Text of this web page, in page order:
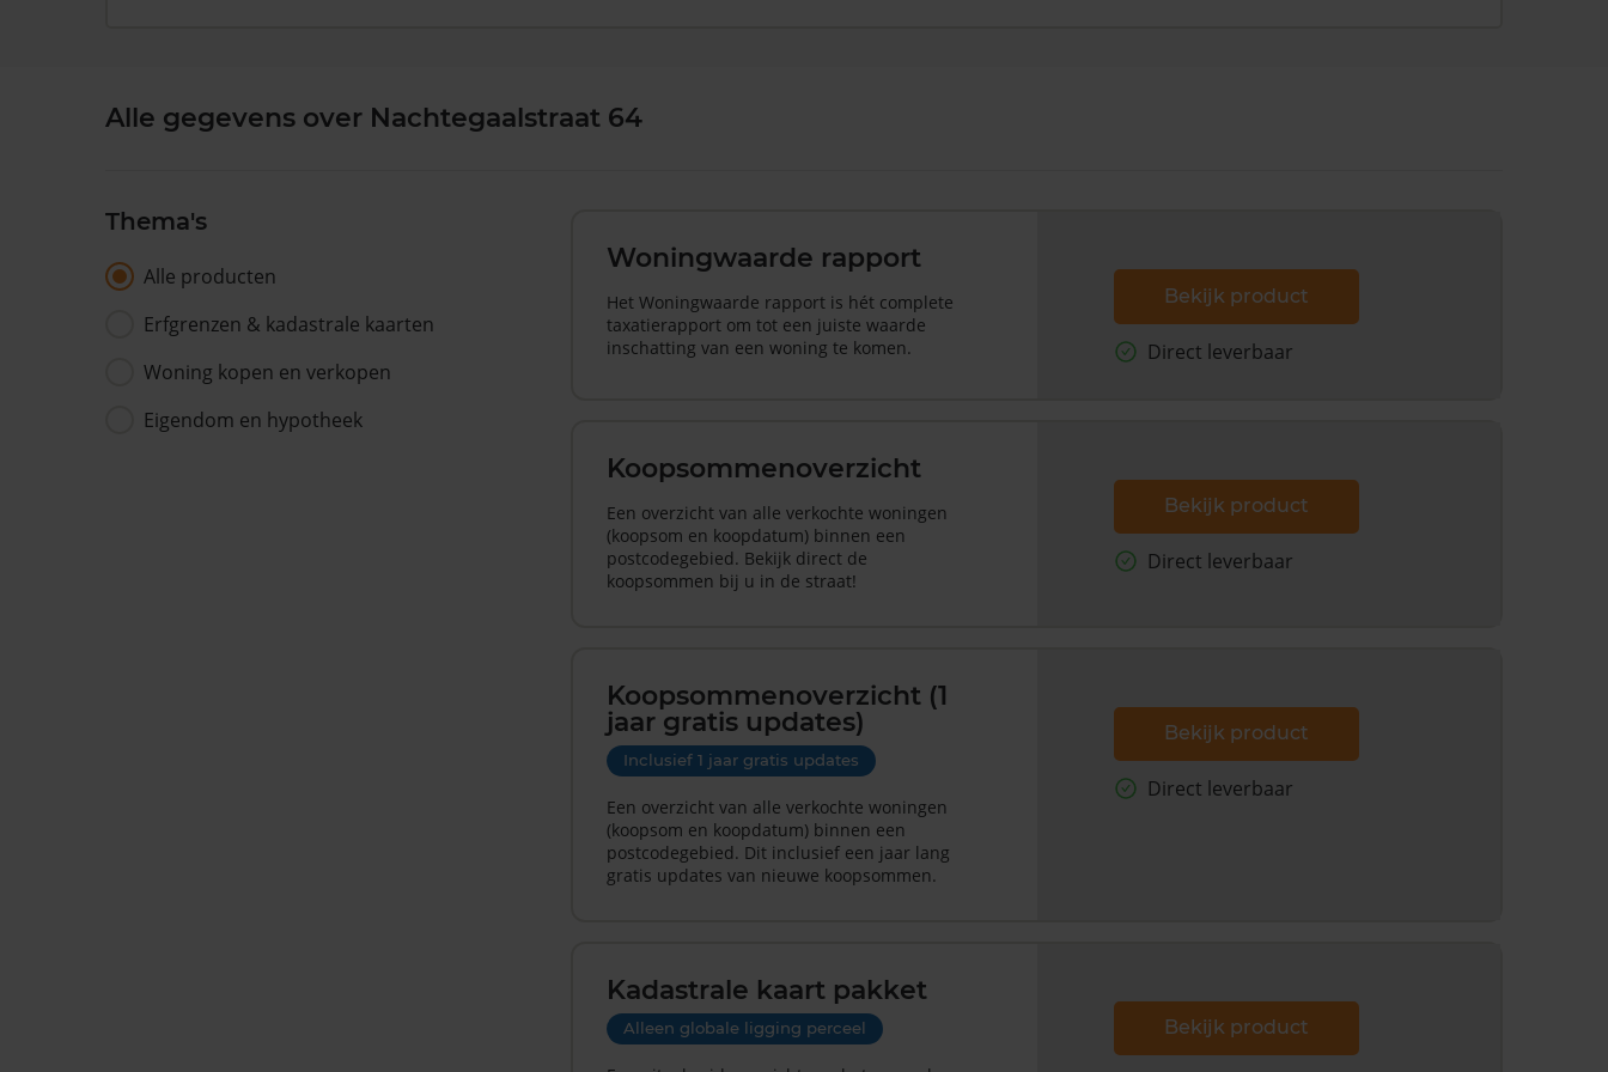
Alle gegevens over Nachtegaalstraat 64
Thema's
Alle producten
Erfgrenzen & kadastrale kaarten
Woning kopen en verkopen
Eigendom en hypotheek
Woningwaarde rapport
Het Woningwaarde rapport is hét complete
taxatierapport om tot een juiste waarde
inschatting van een woning te komen.
Bekijk product
Direct leverbaar
Koopsommenoverzicht
Een overzicht van alle verkochte woningen
(koopsom en koopdatum) binnen een
postcodegebied. Bekijk direct de
koopsommen bij u in de straat!
Bekijk product
Direct leverbaar
Koopsommenoverzicht (1
jaar gratis updates)
Inclusief 1 jaar gratis updates
Een overzicht van alle verkochte woningen
(koopsom en koopdatum) binnen een
postcodegebied. Dit inclusief een jaar lang
gratis updates van nieuwe koopsommen.
Bekijk product
Direct leverbaar
Kadastrale kaart pakket
Alleen globale ligging perceel Bekijk product